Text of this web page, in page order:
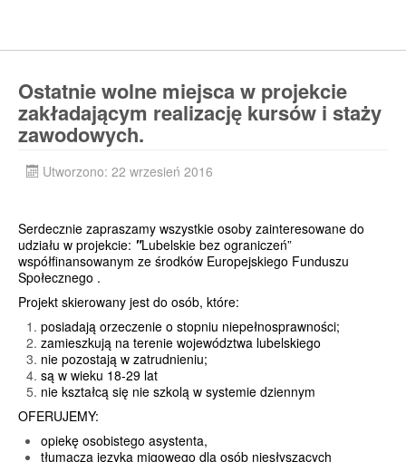
Ostatnie wolne miejsca w projekcie
zakładającym realizację kursów i staży
zawodowych.
Utworzono: 22 wrzesień 2016
Serdecznie zapraszamy wszystkie osoby zainteresowane do
udziału w projekcie: "Lubelskie bez ograniczeń”
współfinansowanym ze środków Europejskiego Funduszu
Społecznego .
Projekt skierowany jest do osób, które:
posiadają orzeczenie o stopniu niepełnosprawności;
zamieszkują na terenie województwa lubelskiego
nie pozostają w zatrudnieniu;
są w wieku 18-29 lat
nie kształcą się nie szkolą w systemie dziennym
OFERUJEMY:
opiekę osobistego asystenta,
tłumacza języka migowego dla osób niesłyszących